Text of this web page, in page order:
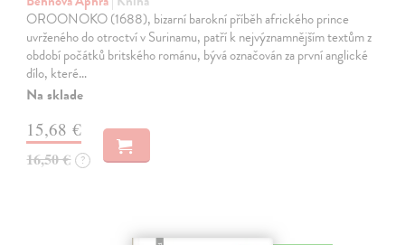
OROONOKO (1688), bizarní barokní příběh afrického prince
uvrženého do otroctví v Surinamu, patří k nejvýznamnějším textům z
období počátků britského románu, bývá označován za první anglické
dílo, které…
Na sklade
15,68 €
16,50 € ?